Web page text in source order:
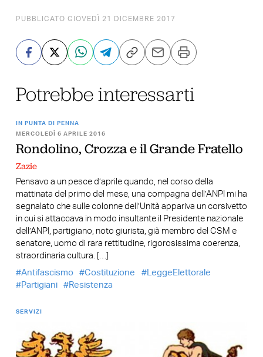
PUBBLICATO GIOVEDÌ 21 DICEMBRE 2017
Potrebbe interessarti
IN PUNTA DI PENNA
MERCOLEDÌ 6 APRILE 2016
Rondolino, Crozza e il Grande Fratello
Zazie
Pensavo a un pesce d’aprile quando, nel corso della
mattinata del primo del mese, una compagna dell’ANPI mi ha
segnalato che sulle colonne dell’Unità appariva un corsivetto
in cui si attaccava in modo insultante il Presidente nazionale
dell’ANPI, partigiano, noto giurista, già membro del CSM e
senatore, uomo di rara rettitudine, rigorosissima coerenza,
straordinaria cultura. […]
Antifascismo
Costituzione
LeggeElettorale
Partigiani
Resistenza
SERVIZI